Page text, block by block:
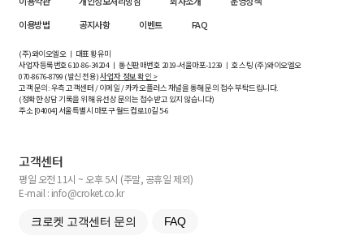
이용방법
공지사항 이벤트 FAQ
(주)와이오엘오 ㅣ 대표 황유미
사업자등록번호610-86-34204ㅣ 통신판매번호 2019-서울마포-1239 ㅣ 호스팅 (주)와이오엘오
070-8676-8799 (발신 전용)사업자 정보 확인 >
고객 문의: 우측 고객센터 / 이메일 / 카카오플러스 채널을 통해 문의 접수 부탁드립니다.
(정확한 상담 기록을 위해 유선상 문의는 접수받고 있지 않습니다)
주소 [04004] 서울특별시 마포구 월드컵로10길5-6
고객센터
평일 오전 11시 ~ 오후 5시 (주말, 공휴일 제외)
E-mail : info@croket.co.kr
크로켓 고객센터 문의 FAQ